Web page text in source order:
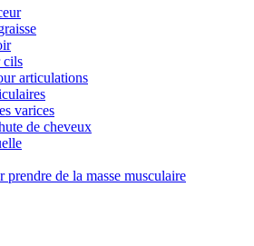
cils
articulations
varices
de cheveux
prendre de la masse musculaire